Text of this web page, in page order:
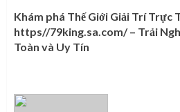
Khám phá Thế Giới Giải Trí Trực
https//79king.sa.com/ – Trải
Toàn và Uy Tín